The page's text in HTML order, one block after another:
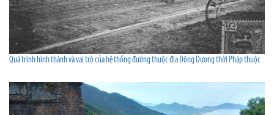
Quá trình hình thành và vai trò của hệ thống đường thuộc địa Đông Dương thời Pháp thuộc